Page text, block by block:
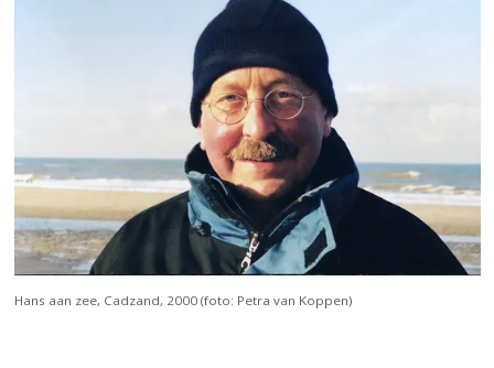
Hans aan zee, Cadzand, 2000 (foto: Petra van Koppen)